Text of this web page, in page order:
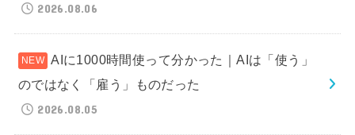
2026.08.06
AIに1000時間使って分かった｜AIは「使う」
のではなく「雇う」ものだった
2026.08.05